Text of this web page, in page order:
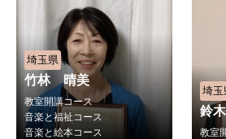
埼玉県
竹林 晴美
教室開講コース
音楽と福祉コース
音楽と絵本コース
埼玉
鈴
教室